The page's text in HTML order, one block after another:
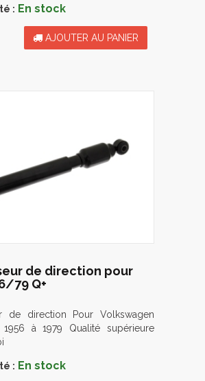
: En stock
AJOUTER AU PANIER
de direction pour
79 Q+
de direction Pour Volkswagen
à 1979 Qualité supérieure
: En stock